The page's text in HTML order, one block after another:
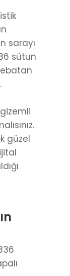
sarayı
sütun
güzel